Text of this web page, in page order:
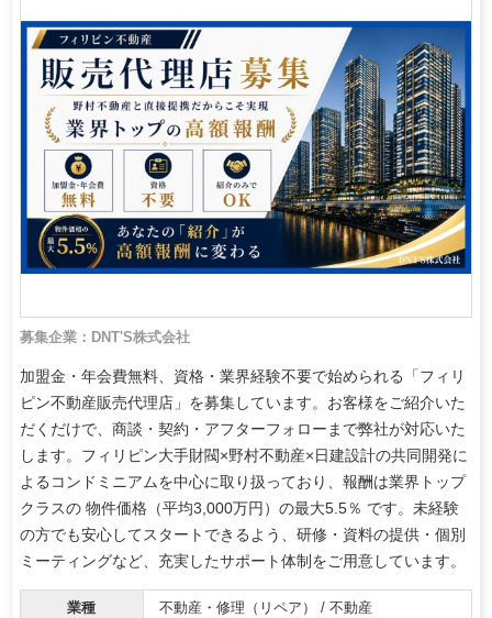
募集企業：DNT'S株式会社
加盟金・年会費無料、資格・業界経験不要で始められる「フィリ
ピン不動産販売代理店」を募集しています。お客様をご紹介いた
だくだけで、商談・契約・アフターフォローまで弊社が対応いた
します。フィリピン大手財閥×野村不動産×日建設計の共同開発に
よるコンドミニアムを中心に取り扱っており、報酬は業界トップ
クラスの 物件価格（平均3,000万円）の最大5.5％ です。未経験
の方でも安心してスタートできるよう、研修・資料の提供・個別
ミーティングなど、充実したサポート体制をご用意しています。
業種 不動産・修理（リペア） / 不動産